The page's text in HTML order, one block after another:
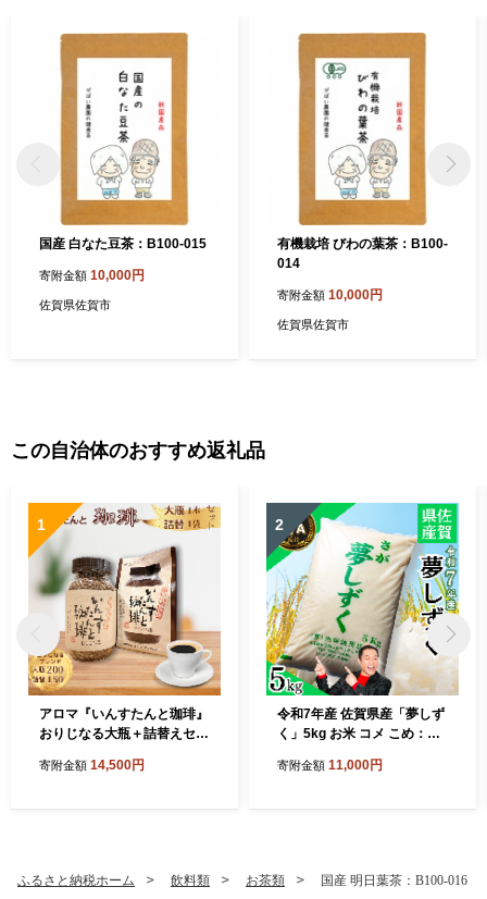
国産 白なた豆茶：B100-015
寄附金額 10,000円
佐賀県佐賀市
有機栽培 びわの葉茶：B100-
014
寄附金額 10,000円
佐賀県佐賀市
この自治体のおすすめ返礼品
1
アロマ『いんすたんと珈琲』
おりじなる大瓶＋詰替えセッ
琲 飲料 アロマ珈琲 佐賀県 佐
寄附金額 14,500円
2
令和7年産 佐賀県産「夢しず
く」5kg お米 コメ こめ：B1
寄附金額 11,000円
ふるさと納税ホーム 飲料類 お茶類 国産 明日葉茶：B100-016